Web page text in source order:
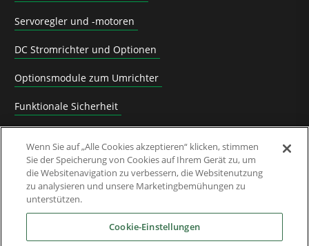
Servoregler und -motoren
DC Stromrichter und Optionen
Optionsmodule zum Umrichter
Funktionale Sicherheit
Anwendungslösungen
Abgelöste Produkte und Migrationsanleitungen
Wenn Sie auf „Alle Cookies akzeptieren“ klicken, stimmen
Sie der Speicherung von Cookies auf Ihrem Gerät zu, um
die Websitenavigation zu verbessern, die Websitenutzung
zu analysieren und unsere Marketingbemühungen zu
unterstützen.
Cookie-Einstellungen